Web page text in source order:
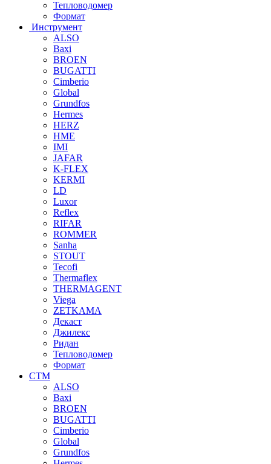
Тепловодомер
Формат
Инструмент
ALSO
Baxi
BROEN
BUGATTI
Cimberio
Global
Grundfos
Hermes
HERZ
HME
IMI
JAFAR
K-FLEX
KERMI
LD
Luxor
Reflex
RIFAR
ROMMER
Sanha
STOUT
Tecofi
Thermaflex
THERMAGENT
Viega
ZETKAMA
Декаст
Джилекс
Ридан
Тепловодомер
Формат
СТМ
ALSO
Baxi
BROEN
BUGATTI
Cimberio
Global
Grundfos